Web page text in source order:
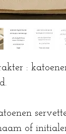
:
of